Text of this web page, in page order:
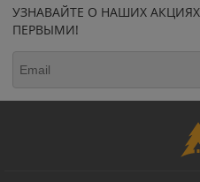
УЗНАВАЙТЕ О НАШИХ
ПЕРВЫМИ!